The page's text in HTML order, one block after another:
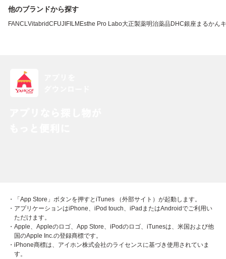
他のブランドから探す
FANCLVitabridC FUJIFILM Esthe Pro Labo大正製薬明治薬品DHC銀座まるかん
・「App Store」ボタンを押すとiTunes （外部サイト）が起動します。
・アプリケーションはiPhone、iPod touch、iPadまたはAndroidでご利用い
ただけます。
・Apple、Appleのロゴ、App Store、iPodのロゴ、iTunesは、米国および他
国のApple Inc.の登録商標です。
・iPhone商標は、アイホン株式会社のライセンスに基づき使用されていま
す。